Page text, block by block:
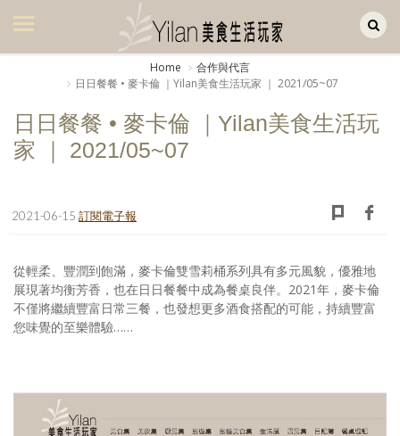
美食集
美飲集
廚房集
旅遊集
書房集
日記簿
照相簿
Home
合作與代言
日日餐餐 • 麥卡倫 ｜Yilan美食生活玩家 ｜ 2021/05~07
日日餐餐 • 麥卡倫 ｜Yilan美食生活玩
家 ｜ 2021/05~07
2021-06-15 訂閱電子報
從輕柔、豐潤到飽滿，麥卡倫雙雪莉桶系列具有多元風貌，優雅地
展現著均衡芳香，也在日日餐餐中成為餐桌良伴。2021年，麥卡倫
不僅將繼續豐富日常三餐，也發想更多酒食搭配的可能，持續豐富
您味覺的至樂體驗……